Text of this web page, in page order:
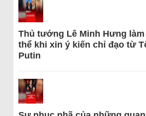
Thủ tướng Lê Minh Hưng
thể khi xin ý kiến chỉ đạo từ
Putin